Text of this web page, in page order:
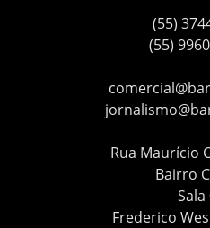
(55)
(55)
Rua Maurício
Bairro
Sala
Frederico